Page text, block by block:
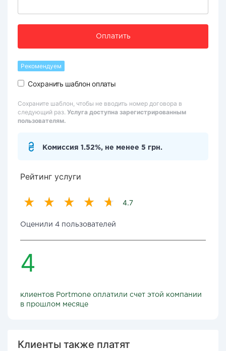
Оплатить
Рекомендуем
Сохранить шаблон оплаты
Сохраните шаблон, чтобы не вводить номер договора в
следующий раз. Услуга доступна зарегистрированным
пользователям.
Комиссия 1.52%, не менее 5 грн.
Рейтинг услуги
4.7
Оценили 4 пользователей
4
клиентов Portmone оплатили счет этой компании
в прошлом месяце
Клиенты также платят